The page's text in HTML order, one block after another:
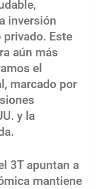
inversión
Este
aún más
el
marcado por
y la
3T apuntan a
mantiene